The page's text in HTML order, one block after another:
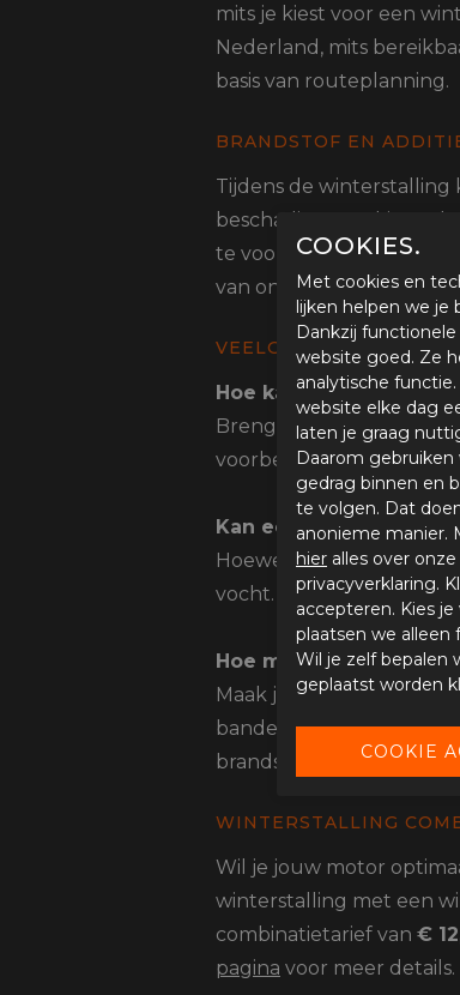
mits je kiest voor een
Nederland, mits
basis van routeplanning.
BRANDSTOF EN
Tijdens de winterstalling
beschadigen. Vul je tank
te voorkomen. Wij
van ons
VEELGESTELDE
Hoe kan ik mijn motor
Breng je motor naar
voorbereiding, zoals het
Kan een motor in de
Hoewel buitenstalling
vocht. Binnenstalling
Hoe maak ik mijn
Maak je motor schoon,
bandenonderhoud.
brandstof te voorkomen.
WINTERSTALLING
Wil je jouw motor
winterstalling met een
combinatietarief van €
pagina voor meer details.
COOKIES.
Met cookies en
lijken helpen we je
Dankzij
website goed. Ze
analytische
website elke dag
laten je graag
Daarom
gedrag binnen en
te volgen. Dat
anonieme manier.
hier alles over
privacyverklaring.
accepteren. Kies je
plaatsen we alleen
Wil je zelf bepalen
geplaatst worden